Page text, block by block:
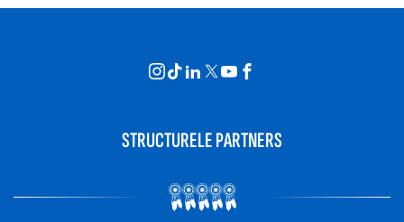
STRUCTURELE PARTNERS